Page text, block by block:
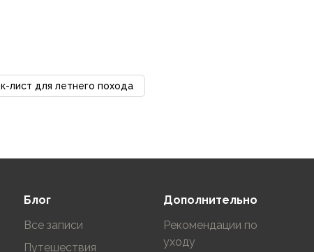
лист для летнего похода
Блог
Все записи
Путешествия
Дополнительно
Рекомендации по
уходу